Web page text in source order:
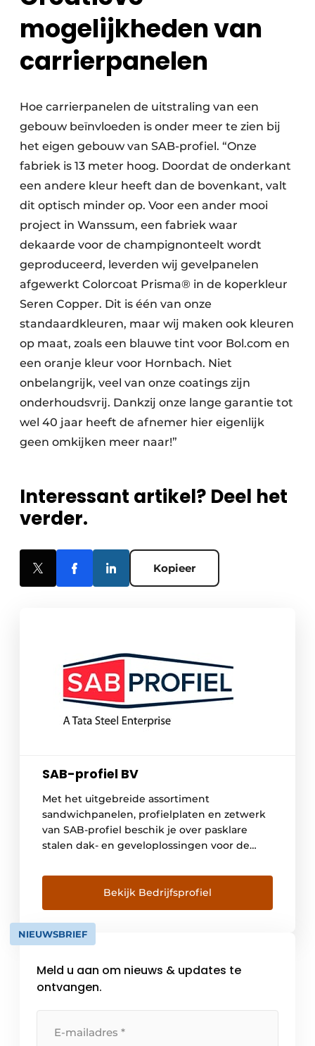
mogelijkheden van
carrierpanelen
Hoe carrierpanelen de uitstraling van een
gebouw beïnvloeden is onder meer te zien bij
het eigen gebouw van SAB-profiel. “Onze
fabriek is 13 meter hoog. Doordat de onderkant
een andere kleur heeft dan de bovenkant, valt
dit optisch minder op. Voor een ander mooi
project in Wanssum, een fabriek waar
dekaarde voor de champignonteelt wordt
geproduceerd, leverden wij gevelpanelen
afgewerkt Colorcoat Prisma® in de koperkleur
Seren Copper. Dit is één van onze
standaardkleuren, maar wij maken ook kleuren
op maat, zoals een blauwe tint voor Bol.com en
een oranje kleur voor Hornbach. Niet
onbelangrijk, veel van onze coatings zijn
onderhoudsvrij. Dankzij onze lange garantie tot
wel 40 jaar heeft de afnemer hier eigenlijk
geen omkijken meer naar!”
Interessant artikel? Deel het
verder.
Kopieer
SAB-profiel BV
Met het uitgebreide assortiment
sandwichpanelen, profielplaten en zetwerk
van SAB-profiel beschik je over pasklare
stalen dak- en geveloplossingen voor de
industriële gebouwen, sportcomplexen,
kantoren en woningen. Met diverse
materialen en een groot pakket coatings en
kleuren kun je eindeloos variëren en geef je
elk gebouw een geheel eigen gezicht.
Bekijk Bedrijfsprofiel
NIEUWSBRIEF
Meld u aan om nieuws & updates te
ontvangen.